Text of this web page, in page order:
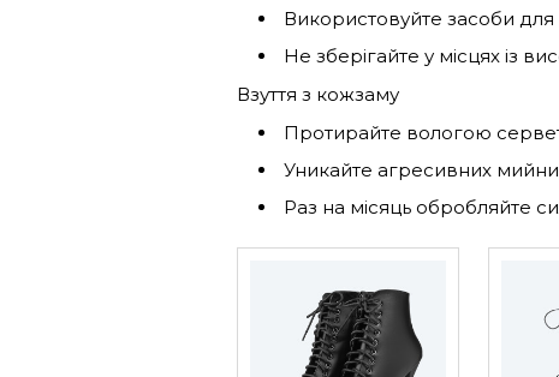
Використовуйте засоби
Не зберігайте у місцях із
Взуття з кожзаму
Протирайте вологою
Уникайте агресивних
Раз на місяць обробляйте